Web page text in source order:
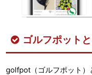
ゴルフポット
golfpot（ゴルフポット）